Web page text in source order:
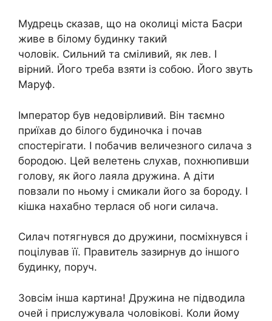
Мудрець сказав, що на околиці міста Басри
живе в білому будинку такий
чоловік. Сильний та сміливий, як лев. І
вірний. Його треба взяти із собою. Його звуть
Маруф.
Імператор був недовірливий. Він таємно
приїхав до білого будиночка і почав
спостерігати. І побачив величезного силача з
бородою. Цей велетень слухав, похнюпивши
голову, як його лаяла дружина. А діти
повзали по ньому і смикали його за бороду. І
кішка нахабно терлася об ноги силача.
Силач потягнувся до дружини, посміхнувся і
поцілував її. Правитель зазирнув до іншого
будинку, поруч.
Зовсім інша картина! Дружина не підводила
очей і прислужувала чоловікові. Коли йому